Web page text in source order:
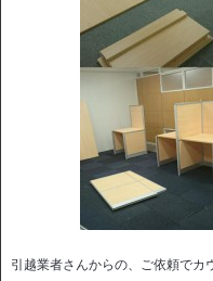
引越業者さんからの、ご依頼でカ